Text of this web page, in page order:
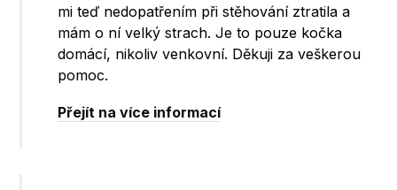
mi teď nedopatřením při stěhování ztratila a
mám o ní velký strach. Je to pouze kočka
domácí, nikoliv venkovní. Děkuji za veškerou
pomoc.
Přejít na více informací